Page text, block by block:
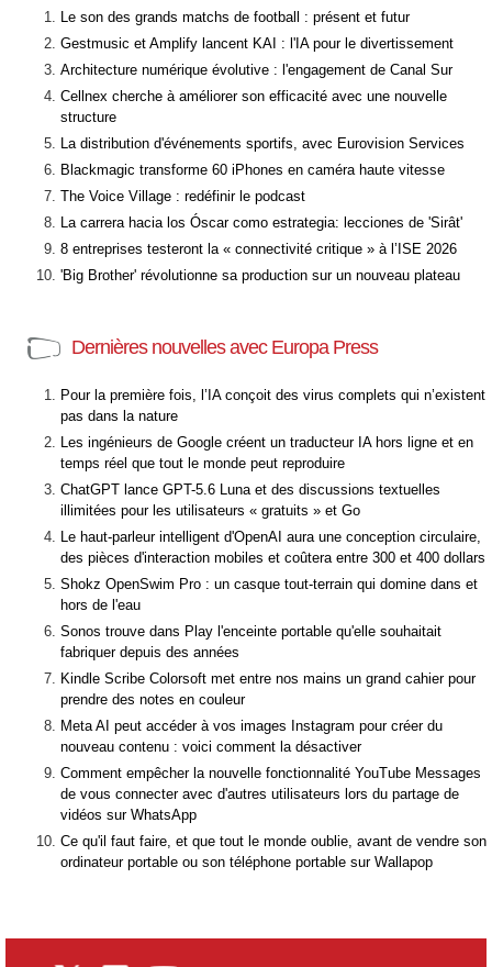
Le son des grands matchs de football : présent et futur
Gestmusic et Amplify lancent KAI : l'IA pour le divertissement
Architecture numérique évolutive : l'engagement de Canal Sur
Cellnex cherche à améliorer son efficacité avec une nouvelle
structure
La distribution d'événements sportifs, avec Eurovision Services
Blackmagic transforme 60 iPhones en caméra haute vitesse
The Voice Village : redéfinir le podcast
La carrera hacia los Óscar como estrategia: lecciones de 'Sirât'
8 entreprises testeront la « connectivité critique » à l’ISE 2026
'Big Brother' révolutionne sa production sur un nouveau plateau
Dernières nouvelles avec Europa Press
Pour la première fois, l’IA conçoit des virus complets qui n’existent
pas dans la nature
Les ingénieurs de Google créent un traducteur IA hors ligne et en
temps réel que tout le monde peut reproduire
ChatGPT lance GPT-5.6 Luna et des discussions textuelles
illimitées pour les utilisateurs « gratuits » et Go
Le haut-parleur intelligent d'OpenAI aura une conception circulaire,
des pièces d'interaction mobiles et coûtera entre 300 et 400 dollars
Shokz OpenSwim Pro : un casque tout-terrain qui domine dans et
hors de l'eau
Sonos trouve dans Play l'enceinte portable qu'elle souhaitait
fabriquer depuis des années
Kindle Scribe Colorsoft met entre nos mains un grand cahier pour
prendre des notes en couleur
Meta AI peut accéder à vos images Instagram pour créer du
nouveau contenu : voici comment la désactiver
Comment empêcher la nouvelle fonctionnalité YouTube Messages
de vous connecter avec d'autres utilisateurs lors du partage de
vidéos sur WhatsApp
Ce qu'il faut faire, et que tout le monde oublie, avant de vendre son
ordinateur portable ou son téléphone portable sur Wallapop